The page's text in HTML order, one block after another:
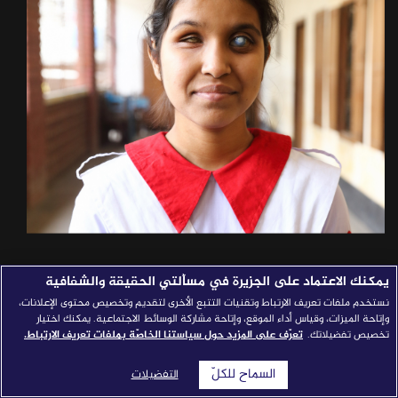
قصص النجاح
مجلة الصحافة
إصداراتنا
معارف إعلامية
شركاؤنا
للتواصل
| استفسارات
يمكنك الاعتماد على الجزيرة في مسألتي الحقيقة والشفافية
نستخدم ملفات تعريف الارتباط وتقنيات التتبع الأخرى لتقديم وتخصيص محتوى الإعلانات،
وإتاحة الميزات، وقياس أداء الموقع، وإتاحة مشاركة الوسائط الاجتماعية. يمكنك اختيار
تخصيص تفضيلاتك. تعرّف على المزيد حول سياستنا الخاصّة بملفات تعريف الارتباط.
التفضيلات السماح للكلّ